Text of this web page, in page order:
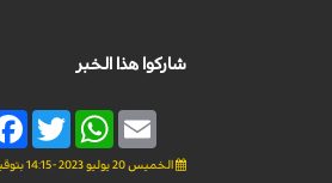
شاركوا هذا الخبر
Twitter
WhatsAppEmail
الخميس 20 يوليو 2023 - 14:15 بتوقيت غرينتش